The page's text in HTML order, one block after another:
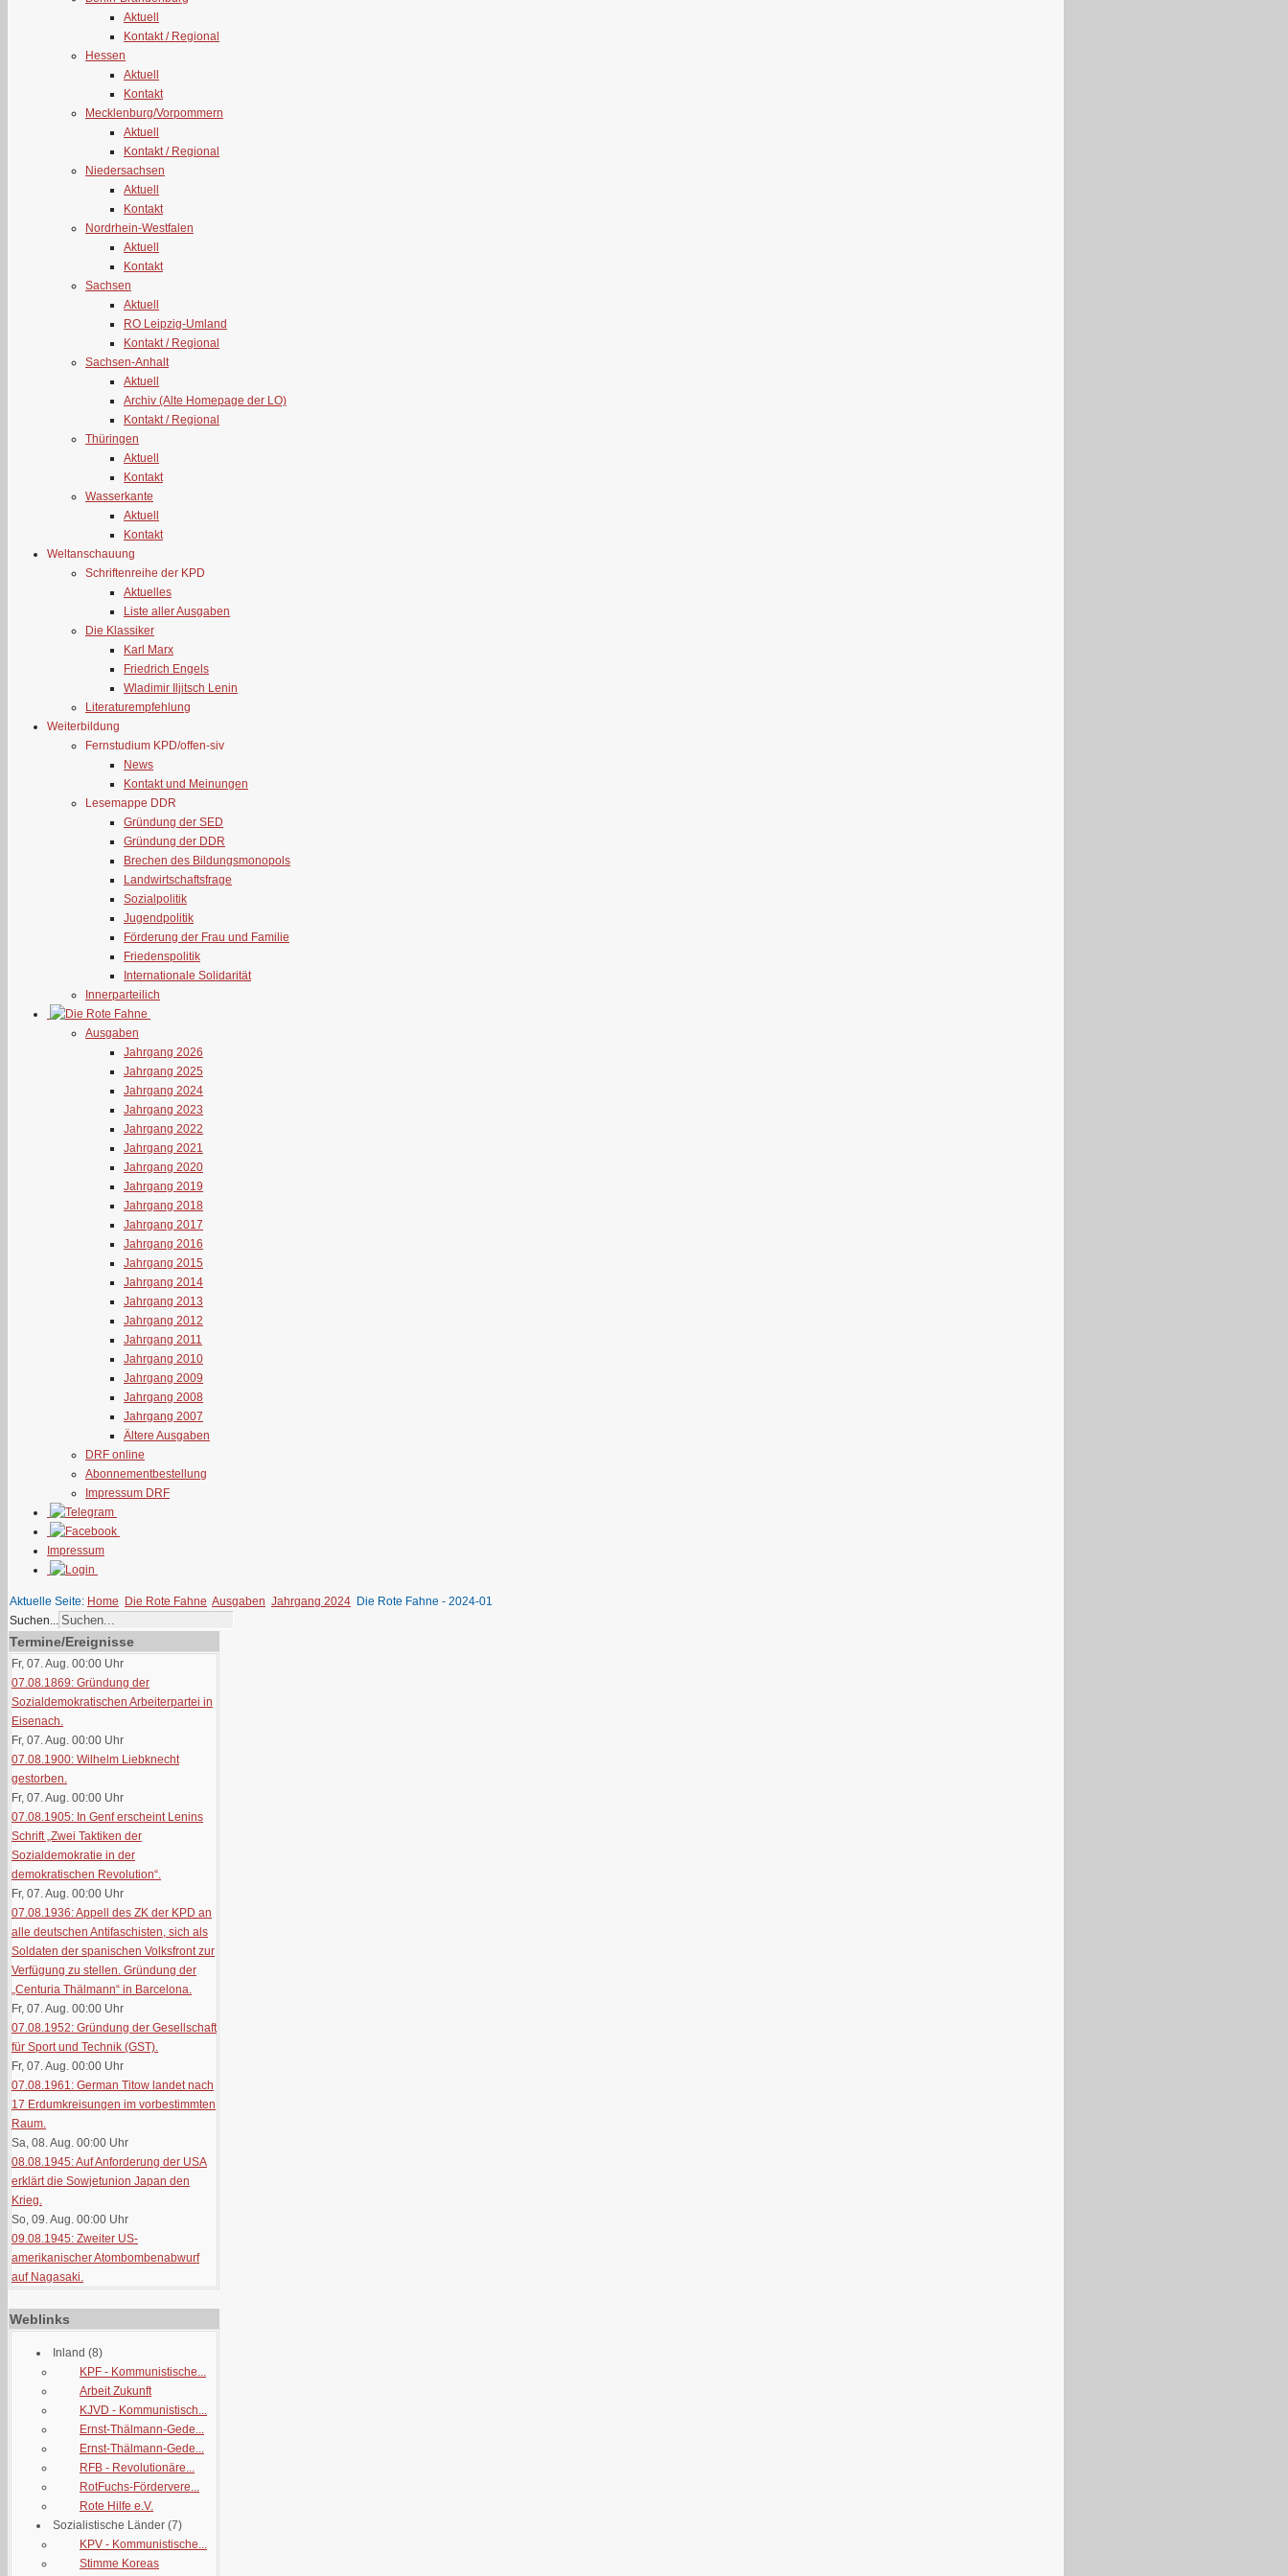
Aktuell
Kontakt / Regional
Hessen
Aktuell
Kontakt
Mecklenburg/Vorpommern
Aktuell
Kontakt / Regional
Niedersachsen
Aktuell
Kontakt
Nordrhein-Westfalen
Aktuell
Kontakt
Sachsen
Aktuell
RO Leipzig-Umland
Kontakt / Regional
Sachsen-Anhalt
Aktuell
Archiv (Alte Homepage der LO)
Kontakt / Regional
Thüringen
Aktuell
Kontakt
Wasserkante
Aktuell
Kontakt
Weltanschauung
Schriftenreihe der KPD
Aktuelles
Liste aller Ausgaben
Die Klassiker
Karl Marx
Friedrich Engels
Wladimir Iljitsch Lenin
Literaturempfehlung
Weiterbildung
Fernstudium KPD/offen-siv
News
Kontakt und Meinungen
Lesemappe DDR
Gründung der SED
Gründung der DDR
Brechen des Bildungsmonopols
Landwirtschaftsfrage
Sozialpolitik
Jugendpolitik
Förderung der Frau und Familie
Friedenspolitik
Internationale Solidarität
Innerparteilich
Ausgaben
Jahrgang 2026
Jahrgang 2025
Jahrgang 2024
Jahrgang 2023
Jahrgang 2022
Jahrgang 2021
Jahrgang 2020
Jahrgang 2019
Jahrgang 2018
Jahrgang 2017
Jahrgang 2016
Jahrgang 2015
Jahrgang 2014
Jahrgang 2013
Jahrgang 2012
Jahrgang 2011
Jahrgang 2010
Jahrgang 2009
Jahrgang 2008
Jahrgang 2007
Ältere Ausgaben
DRF online
Abonnementbestellung
Impressum DRF
Impressum
Aktuelle Seite: Home Die Rote Fahne Ausgaben Jahrgang 2024 Die Rote Fahne - 2024-01
Suchen...
Termine/Ereignisse
Fr, 07. Aug. 00:00 Uhr
07.08.1869: Gründung der
Sozialdemokratischen Arbeiterpartei in
Eisenach.
Fr, 07. Aug. 00:00 Uhr
07.08.1900: Wilhelm Liebknecht
gestorben.
Fr, 07. Aug. 00:00 Uhr
07.08.1905: In Genf erscheint Lenins
Schrift „Zwei Taktiken der
Sozialdemokratie in der
demokratischen Revolution“.
Fr, 07. Aug. 00:00 Uhr
07.08.1936: Appell des ZK der KPD an
alle deutschen Antifaschisten, sich als
Soldaten der spanischen Volksfront zur
Verfügung zu stellen. Gründung der
„Centuria Thälmann“ in Barcelona.
Fr, 07. Aug. 00:00 Uhr
07.08.1952: Gründung der Gesellschaft
für Sport und Technik (GST).
Fr, 07. Aug. 00:00 Uhr
07.08.1961: German Titow landet nach
17 Erdumkreisungen im vorbestimmten
Raum.
Sa, 08. Aug. 00:00 Uhr
08.08.1945: Auf Anforderung der USA
erklärt die Sowjetunion Japan den
Krieg.
So, 09. Aug. 00:00 Uhr
09.08.1945: Zweiter US-
amerikanischer Atombombenabwurf
auf Nagasaki.
Weblinks
Inland (8)
KPF - Kommunistische...
Arbeit Zukunft
KJVD - Kommunistisch...
Ernst-Thälmann-Gede...
Ernst-Thälmann-Gede...
RFB - Revolutionäre...
RotFuchs-Fördervere...
Rote Hilfe e.V.
Sozialistische Länder (7)
KPV - Kommunistische...
Stimme Koreas